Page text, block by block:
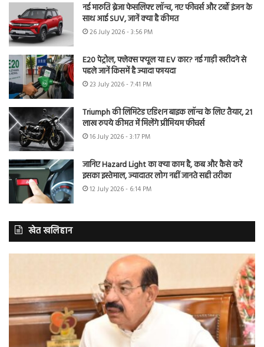
नई मारुति ब्रेजा फेसलिफ्ट लॉन्च, नए फीचर्स और टर्बो इंजन के
साथ आई SUV, जानें क्या है कीमत
26 July 2026 - 3:56 PM
E20 पेट्रोल, फ्लेक्स फ्यूल या EV कार? नई गाड़ी खरीदने से
पहले जानें किसमें है ज्यादा फायदा
23 July 2026 - 7:41 PM
Triumph की लिमिटेड एडिशन बाइक लॉन्च के लिए तैयार, 21
लाख रुपये कीमत में मिलेंगे प्रीमियम फीचर्स
16 July 2026 - 3:17 PM
जानिए Hazard Light का क्या काम है, कब और कैसे करें
इसका इस्तेमाल, ज्यादातर लोग नहीं जानते सही तरीका
12 July 2026 - 6:14 PM
खेत खलिहान